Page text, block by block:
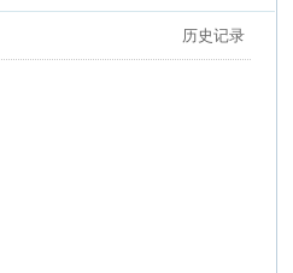
历史记录